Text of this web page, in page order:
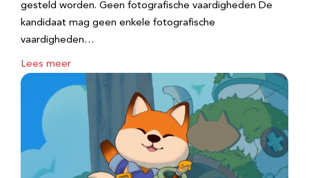
gesteld worden. Geen fotografische vaardigheden De
kandidaat mag geen enkele fotografische
vaardigheden…
Lees meer